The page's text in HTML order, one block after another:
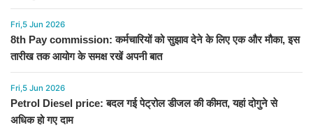
Fri,5 Jun 2026
8th Pay commission: कर्मचारियों को सुझाव देने के लिए एक और मौका, इस
तारीख तक आयोग के समक्ष रखें अपनी बात
Fri,5 Jun 2026
Petrol Diesel price: बदल गई पेट्रोल डीजल की कीमत, यहां दोगुने से
अधिक हो गए दाम